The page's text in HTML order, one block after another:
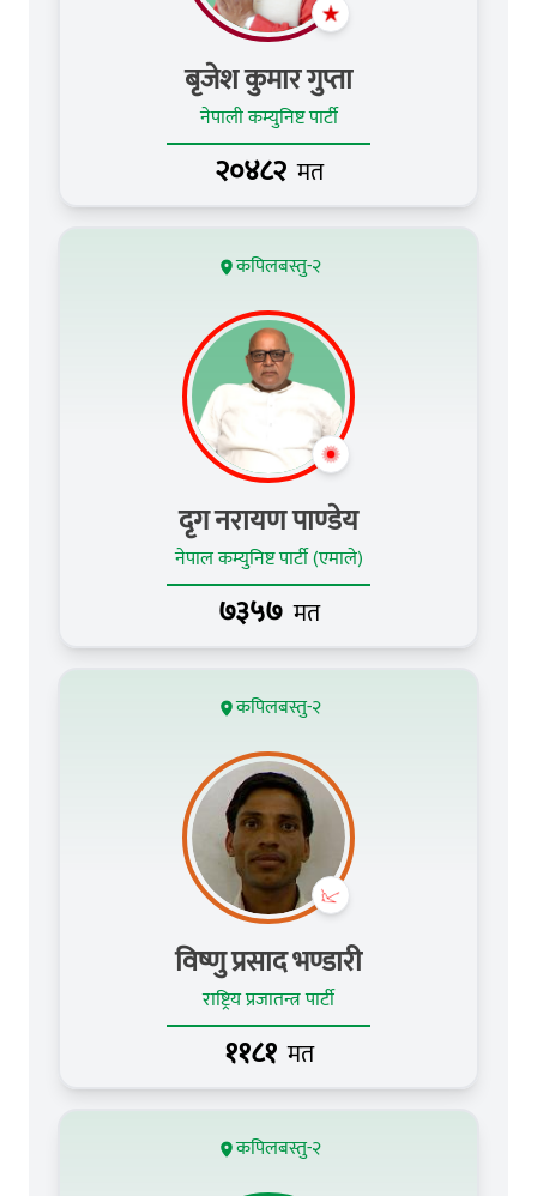
बृजेश कुमार गुप्ता
नेपाली कम्युनिष्ट पार्टी
२०४८२ मत
कपिलबस्तु-२
द‍ृग नरायण पाण्‍डेय
नेपाल कम्युनिष्ट पार्टी (एमाले)
७३५७ मत
कपिलबस्तु-२
विष्णु प्रसाद भण्डारी
राष्ट्रिय प्रजातन्त्र पार्टी
११८१ मत
कपिलबस्तु-२